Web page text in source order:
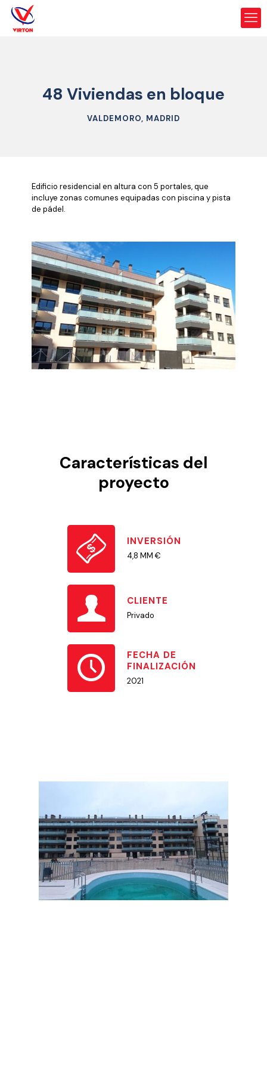
48 Viviendas en bloque
VALDEMORO, MADRID
Edificio residencial en altura con 5 portales, que
incluye zonas comunes equipadas con piscina y pista
de pádel.
Características del
proyecto
INVERSIÓN
4,8 MM €
CLIENTE
Privado
FECHA DE
FINALIZACIÓN
2021